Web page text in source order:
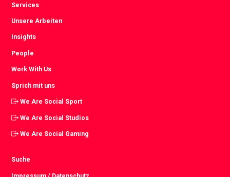
Services
Unsere Arbeiten
Insights
People
Work With Us
Sprich mit uns
We Are Social Sport
We Are Social Studios
We Are Social Gaming
Suche